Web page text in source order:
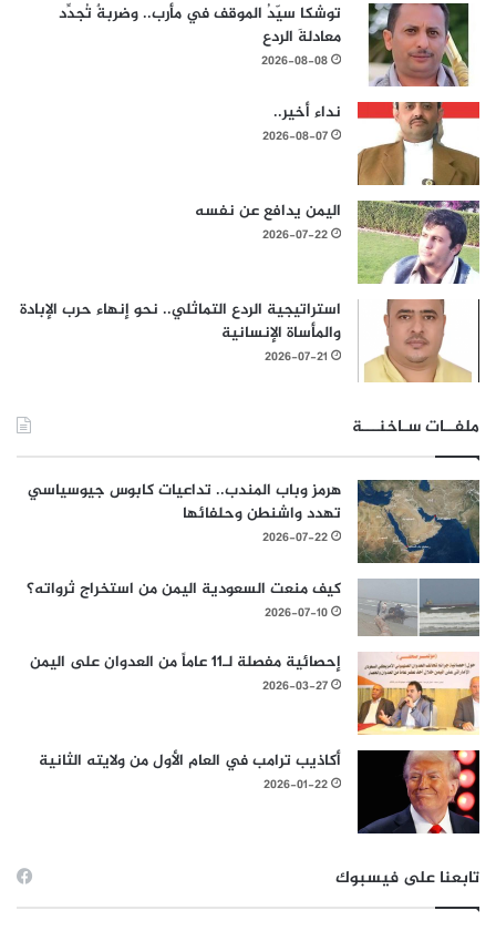
توشكا سيّدُ الموقف في مأرب.. وضربةٌ تُجدِّد
معادلةَ الردع
2026-08-08
نداء أخير..
2026-08-07
اليمن يدافع عن نفسه
2026-07-22
استراتيجية الردع التماثلي.. نحو إنهاء حرب الإبادة
والمأساة الإنسانية
2026-07-21
ملفــات سـاخنـــة
هرمز وباب المندب.. تداعيات كابوس جيوسياسي
تهدد واشنطن وحلفائها
2026-07-22
كيف منعت السعودية اليمن من استخراج ثرواته؟
2026-07-10
إحصائية مفصلة لـ11 عاماً من العدوان على اليمن
2026-03-27
أكاذيب ترامب في العام الأول من ولايته الثانية
2026-01-22
تابعنا على فيسبوك